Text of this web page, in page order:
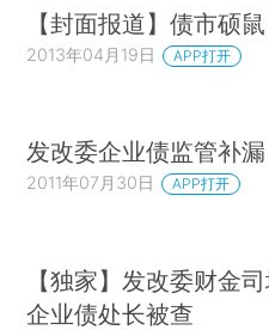
【封面报道】债市硕鼠
2013年04月19日 APP打开
发改委企业债监管补漏
2011年07月30日 APP打开
【独家】发改委财金
企业债处长被查